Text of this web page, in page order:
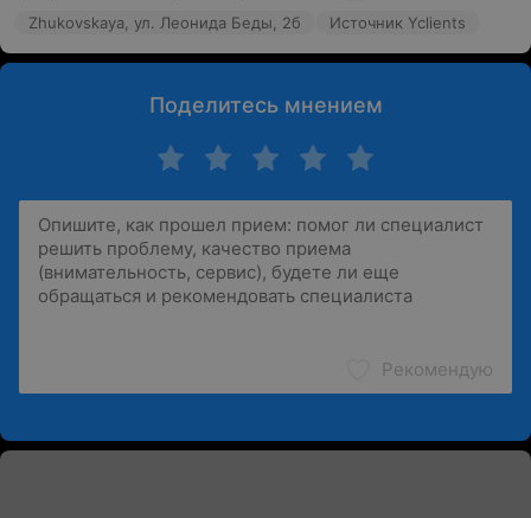
Zhukovskaya, ул. Леонида Беды, 2б Источник Yclients
Поделитесь мнением
Рекомендую